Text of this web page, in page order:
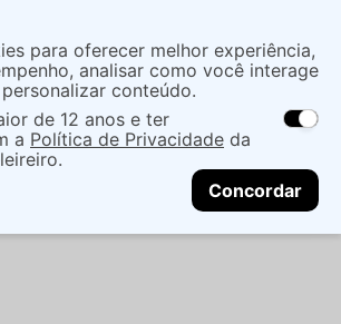
localização
e opções de entrega variam de
a região.Não sei meu CEP
CONTINUAR
Marcas de Salão
TINTA KOLESTON PERFECT
WELLA PROFESSIONALS
para oferecer melhor experiência,
analisar como você interage
conteúdo.
de 12 anos e ter
a Política de Privacidade da
Concordar